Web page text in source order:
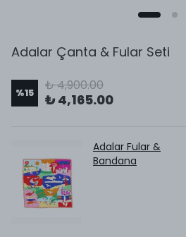
Adalar Çanta & Fular Seti
%15 ₺ 4,900.00
₺ 4,165.00
Adalar Fular &
Bandana